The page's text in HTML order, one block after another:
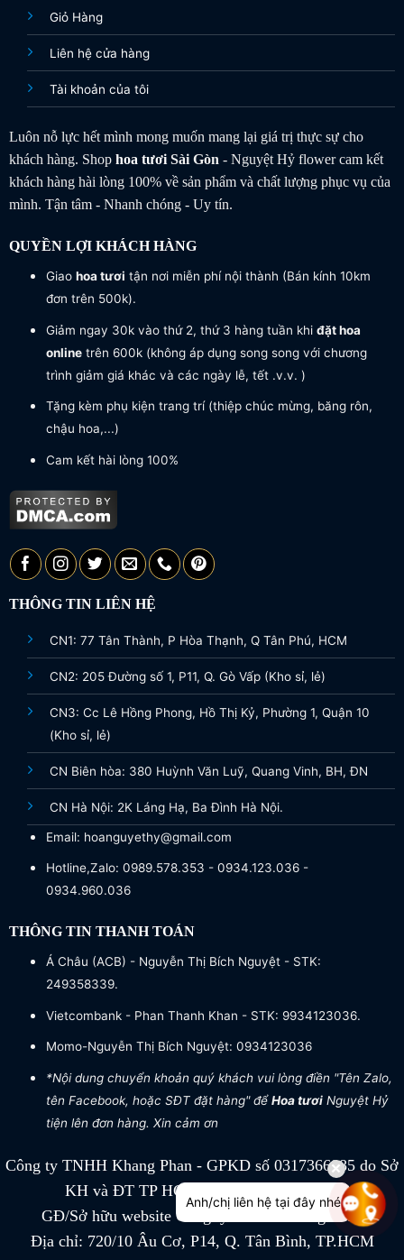
Giỏ Hàng
Liên hệ cửa hàng
Tài khoản của tôi
Luôn nỗ lực hết mình mong muốn mang lại giá trị thực sự cho
khách hàng. Shop hoa tươiSài Gòn - Nguyệt Hỷ flower cam kết
khách hàng hài lòng 100% về sản phẩm và chất lượng phục vụ của
mình. Tận tâm - Nhanh chóng - Uy tín.
QUYỀN LỢI KHÁCH HÀNG
Giao hoa tươi tận nơi miễn phí nội thành (Bán kính 10km
đơn trên 500k).
Giảm ngay 30k vào thứ 2, thứ 3 hàng tuần khi đặt hoa
onlinetrên 600k (không áp dụng song song với chương
trình giảm giá khác và các ngày lễ, tết .v.v. )
Tặng kèm phụ kiện trang trí (thiệp chúc mừng, băng rôn,
chậu hoa,...)
Cam kết hài lòng 100%
THÔNG TIN LIÊN HỆ
CN1: 77 Tân Thành, P Hòa Thạnh, Q Tân Phú, HCM
CN2: 205 Đường số 1, P11, Q. Gò Vấp (Kho sỉ, lẻ)
CN3: Cc Lê Hồng Phong, Hồ Thị Kỷ, Phường 1, Quận 10
(Kho sỉ, lẻ)
CN Biên hòa: 380 Huỳnh Văn Luỹ, Quang Vinh, BH, ĐN
CN Hà Nội: 2K Láng Hạ, Ba Đình Hà Nội.
Email: hoanguyethy@gmail.com
Hotline,Zalo: 0989.578.353 - 0934.123.036 -
0934.960.036
THÔNG TIN THANH TOÁN
Á Châu (ACB) - Nguyễn Thị Bích Nguyệt - STK:
249358339.
Vietcombank - Phan Thanh Khan - STK: 9934123036.
Momo-Nguyễn Thị Bích Nguyệt: 0934123036
*Nội dung chuyển khoản quý khách vui lòng điền "Tên Zalo,
tên Facebook, hoặc SĐT đặt hàng" đểHoa tươiNguyệt Hỷ
tiện lên đơn hàng. Xin cảm ơn
Công ty TNHH Khang Phan - GPKD số 0317366885 do Sở
KH và ĐT TP HCM cấp ngày 04/07/2022
GĐ/Sở hữu website Công ty TNHH Khang Phan
Địa chỉ: 720/10 Âu Cơ, P14, Q. Tân Bình, TP.HCM
Anh/chị liên hệ tại đây nhé